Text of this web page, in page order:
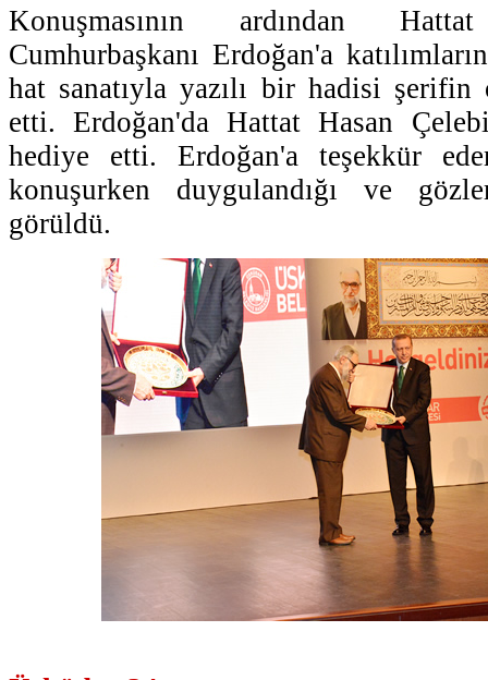
Konuşmasının ardından
Cumhurbaşkanı Erdoğan'a
hat sanatıyla yazılı bir hadisi
etti. Erdoğan'da Hattat Hasan
hediye etti. Erdoğan'a teşekkür
konuşurken duygulandığı ve
görüldü.